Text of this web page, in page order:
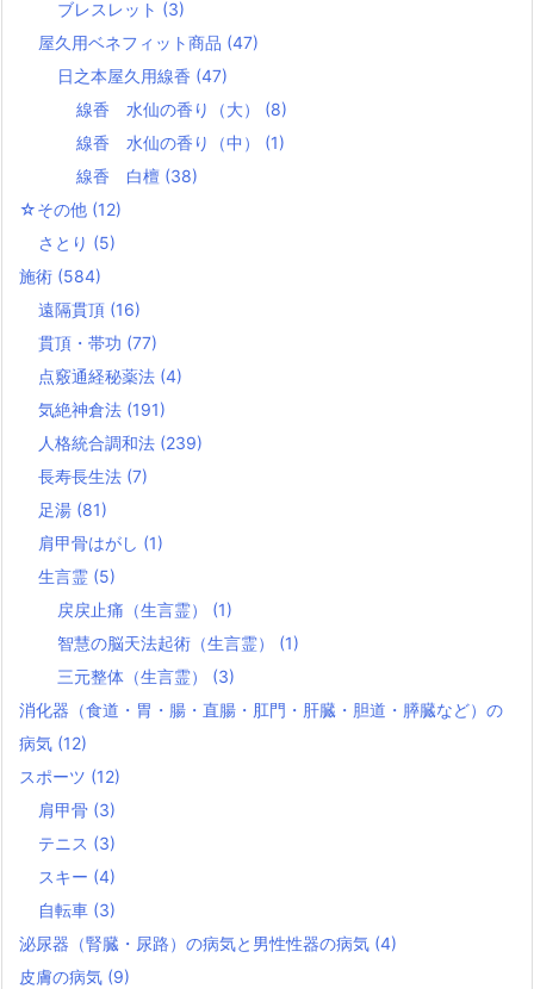
ブレスレット (3)
屋久用ベネフィット商品 (47)
日之本屋久用線香 (47)
線香 水仙の香り（大） (8)
線香 水仙の香り（中） (1)
線香 白檀 (38)
☆その他 (12)
さとり (5)
施術 (584)
遠隔貫頂 (16)
貫頂・帯功 (77)
点竅通経秘薬法 (4)
気絶神倉法 (191)
人格統合調和法 (239)
長寿長生法 (7)
足湯 (81)
肩甲骨はがし (1)
生言霊 (5)
戻戻止痛（生言霊） (1)
智慧の脳天法起術（生言霊） (1)
三元整体（生言霊） (3)
消化器（食道・胃・腸・直腸・肛門・肝臓・胆道・膵臓など）の
病気 (12)
スポーツ (12)
肩甲骨 (3)
テニス (3)
スキー (4)
自転車 (3)
泌尿器（腎臓・尿路）の病気と男性性器の病気 (4)
皮膚の病気 (9)